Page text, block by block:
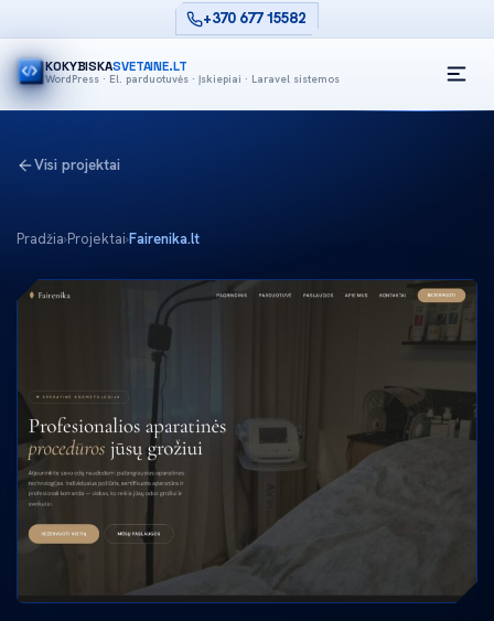
+370 677 15582
KOKYBISKASVETAINE.LT
WordPress · El. parduotuvės · Įskiepiai · Laravel sistemos
Visi projektai
Pradžia›Projektai›Fairenika.lt